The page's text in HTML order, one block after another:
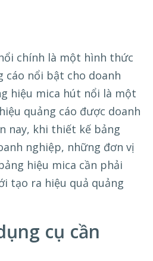
chính là một hình thức
cáo nổi bật cho doanh
hiệu mica hút nổi là một
quảng cáo được doanh
nay, khi thiết kế bảng
nghiệp, những đơn vị
hiệu mica cần phải
tạo ra hiệu quả quảng
cụ cần